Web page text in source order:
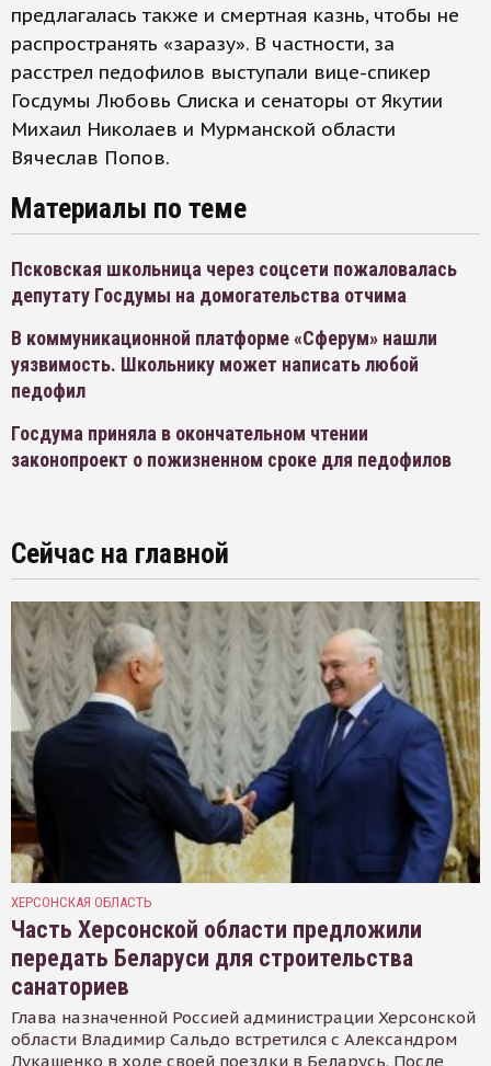
предлагалась также и смертная казнь, чтобы не
распространять «заразу». В частности, за
расстрел педофилов выступали вице-спикер
Госдумы Любовь Слиска и сенаторы от Якутии
Михаил Николаев и Мурманской области
Вячеслав Попов.
Материалы по теме
Псковская школьница через соцсети пожаловалась
депутату Госдумы на домогательства отчима
В коммуникационной платформе «Сферум» нашли
уязвимость. Школьнику может написать любой
педофил
Госдума приняла в окончательном чтении
законопроект о пожизненном сроке для педофилов
Сейчас на главной
ХЕРСОНСКАЯ ОБЛАСТЬ
Часть Херсонской области предложили
передать Беларуси для строительства
санаториев
Глава назначенной Россией администрации Херсонской
области Владимир Сальдо встретился с Александром
Лукашенко в ходе своей поездки в Беларусь. После